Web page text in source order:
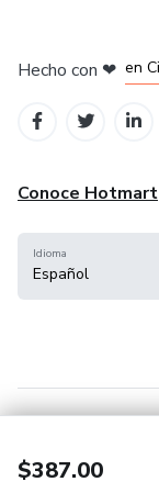
$387.00
Hecho con ❤ en
Conoce Hotmart
Idioma
Español